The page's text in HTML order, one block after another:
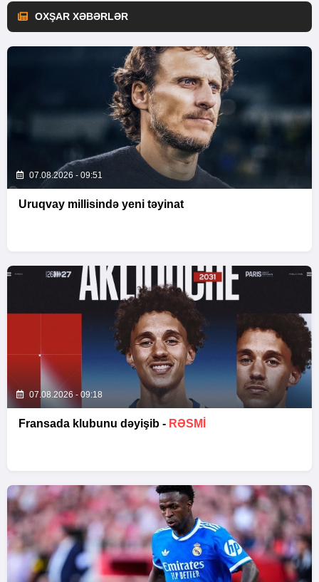
OXŞAR XƏBƏRLƏR
07.08.2026 - 09:51
Uruqvay millisində yeni təyinat
07.08.2026 - 09:18
Fransada klubunu dəyişib - RƏSMİ